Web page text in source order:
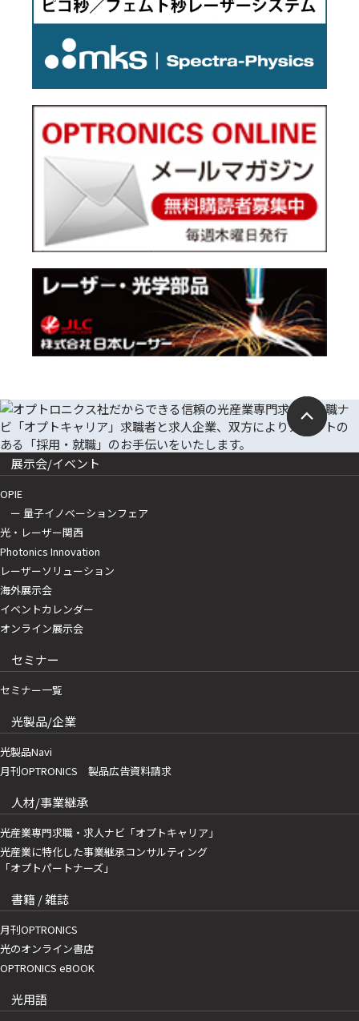
展示会/イベント
OPIE
ー 量子イノベーションフェア
光・レーザー関西
Photonics Innovation
レーザーソリューション
海外展示会
イベントカレンダー
オンライン展示会
セミナー
セミナー一覧
光製品/企業
光製品Navi
月刊OPTRONICS 製品広告資料請求
人材/事業継承
光産業専門求職・求人ナビ「オプトキャリア」
光産業に特化した事業継承コンサルティング
「オプトパートナーズ」
書籍 / 雑誌
月刊OPTRONICS
光のオンライン書店
OPTRONICS eBOOK
光用語